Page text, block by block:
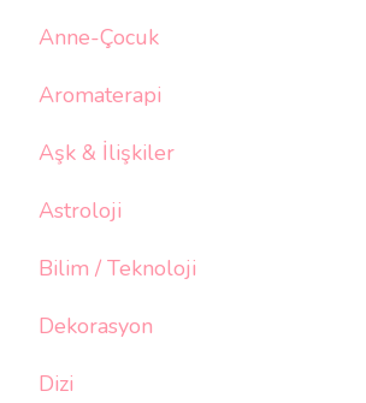
Anne-Çocuk
Aromaterapi
Aşk & İlişkiler
Astroloji
Bilim / Teknoloji
Dekorasyon
Dizi